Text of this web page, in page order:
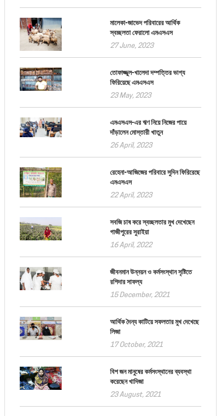
মালেকা-জাভেদ পরিবারের আর্থিক
স্বচ্ছলতা ফেরালো এমএসএস
27 June, 2023
তোফাজ্জুল-খালেদা দম্পত্তির ভাগ্য
ফিরিয়েছে এমএসএস
23 May, 2023
এমএসএস-এর ঋণ নিয়ে নিজের পায়ে
দাঁড়ালেন মোস্তারী খাতুন
26 April, 2023
রেহেনা-আজিজের পরিবারে সুদিন ফিরিরেছে
এমএসএস
22 April, 2023
সবজি চাষ করে স্বচ্ছলতার মুখ দেখেছেন
গাজীপুরের সুরাইয়া
16 April, 2022
জীবনমান উন্নয়ন ও কর্মসংস্থান সৃষ্টিতে
রশিদার সাফল্য
15 December, 2021
আর্থিক দৈন্য কাটিয়ে সফলতার মুখ দেখেছে
লিজা
17 October, 2021
বিশ জন মানুষের কর্মসংস্থানের ব্যবস্থা
করেছেন খাদিজা
23 August, 2021